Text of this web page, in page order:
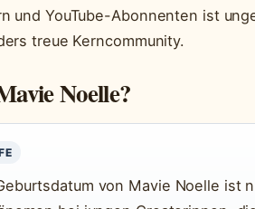
und YouTube-Abonnenten ist
treue Kerncommunity.
Noelle?
von Mavie Noelle ist